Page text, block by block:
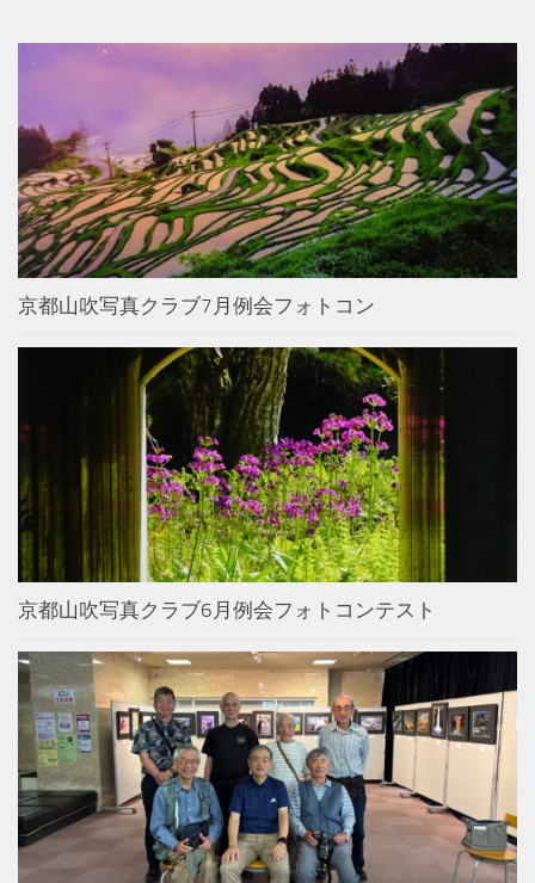
京都山吹写真クラブ7月例会フォトコン
京都山吹写真クラブ6月例会フォトコンテスト